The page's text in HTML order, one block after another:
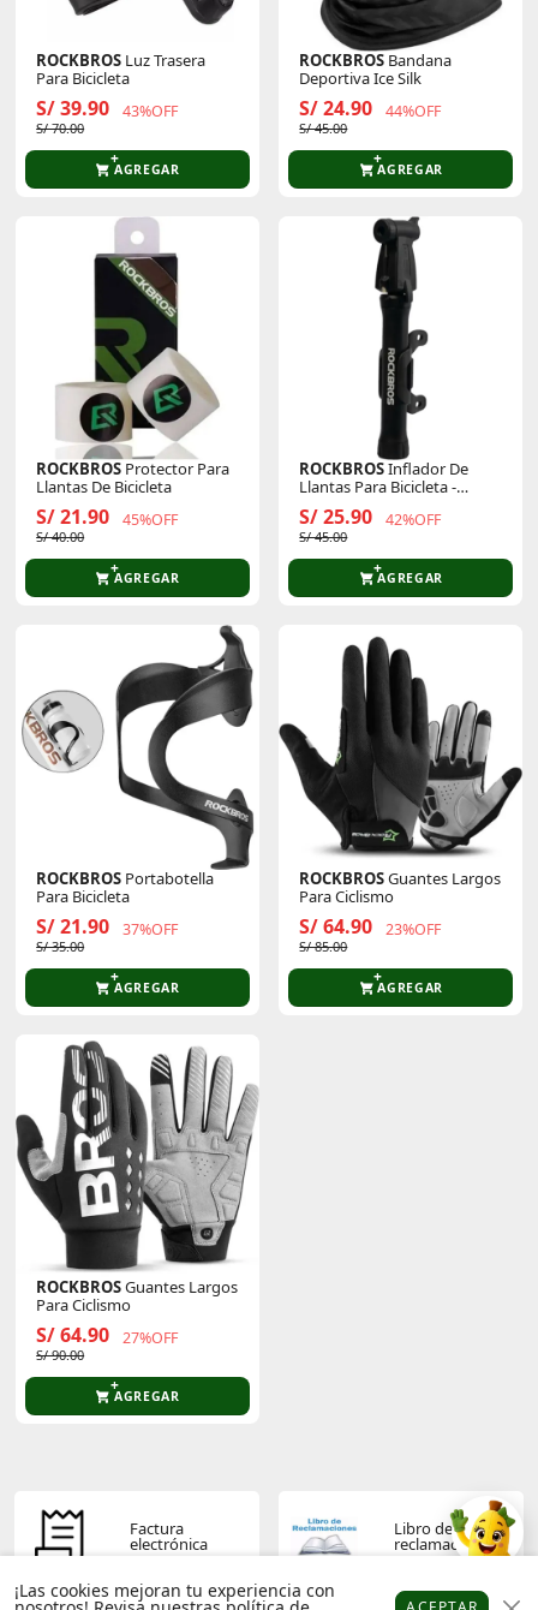
ROCKBROS Luz Trasera
Para Bicicleta
S/ 39.90 43%OFF
S/ 70.00
AGREGAR
ROCKBROS Bandana
Deportiva Ice Silk
S/ 24.90 44%OFF
S/ 45.00
AGREGAR
ROCKBROS Protector Para
Llantas De Bicicleta
S/ 21.90 45%OFF
S/ 40.00
AGREGAR
ROCKBROSInflador De
Llantas Para Bicicleta -
Inflado Bidireccional
S/ 25.90 42%OFF
S/ 45.00
AGREGAR
ROCKBROS Portabotella
Para Bicicleta
S/ 21.90 37%OFF
S/ 35.00
AGREGAR
ROCKBROSGuantes Largos
Para Ciclismo
S/ 64.90 23%OFF
S/ 85.00
AGREGAR
ROCKBROSGuantes Largos
Para Ciclismo
S/ 64.90 27%OFF
S/ 90.00
AGREGAR
Factura
electrónica
Libro de
reclamaciones
¡Las cookies mejoran tu experiencia con